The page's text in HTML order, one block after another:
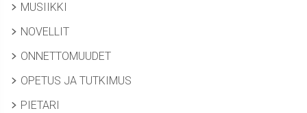
MUSIIKKI
NOVELLIT
ONNETTOMUUDET
OPETUS JA TUTKIMUS
PIETARI